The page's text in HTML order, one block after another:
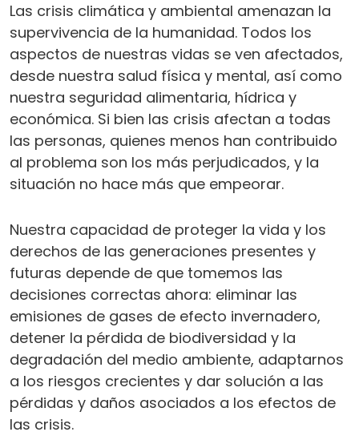
Las crisis climática y ambiental amenazan la
supervivencia de la humanidad. Todos los
aspectos de nuestras vidas se ven afectados,
desde nuestra salud física y mental, así como
nuestra seguridad alimentaria, hídrica y
económica. Si bien las crisis afectan a todas
las personas, quienes menos han contribuido
al problema son los más perjudicados, y la
situación no hace más que empeorar.
Nuestra capacidad de proteger la vida y los
derechos de las generaciones presentes y
futuras depende de que tomemos las
decisiones correctas ahora: eliminar las
emisiones de gases de efecto invernadero,
detener la pérdida de biodiversidad y la
degradación del medio ambiente, adaptarnos
a los riesgos crecientes y dar solución a las
pérdidas y daños asociados a los efectos de
las crisis.